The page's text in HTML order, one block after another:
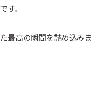
す。
最高の瞬間を詰め込みま